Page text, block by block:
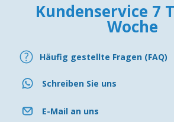
Kundenservice 7
Woche
Häufig gestellte Fragen (FAQ)
Schreiben Sie uns
E-Mail an uns